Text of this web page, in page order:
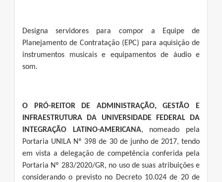
Designa servidores para compor a Equipe de
Planejamento de Contratação (EPC) para aquisição de
instrumentos musicais e equipamentos de áudio e
som.
O PRÓ-REITOR DE ADMINISTRAÇÃO, GESTÃO E
INFRAESTRUTURA DA UNIVERSIDADE FEDERAL DA
INTEGRAÇÃO LATINO-AMERICANA, nomeado pela
Portaria UNILA Nº 398 de 30 de junho de 2017, tendo
em vista a delegação de competência conferida pela
Portaria Nº 283/2020/GR, no uso de suas atribuições e
considerando o previsto no Decreto 10.024 de 20 de